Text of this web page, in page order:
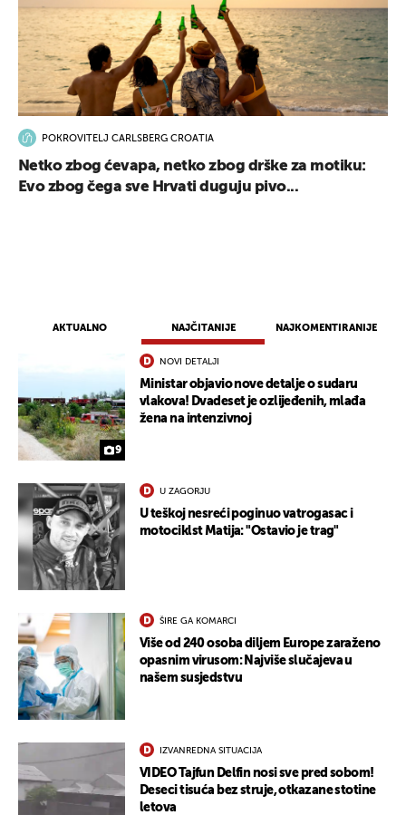
AKTUALNO NAJČITANIJE NAJKOMENTIRANIJE
9
NOVI DETALJI
Ministar objavio nove detalje o sudaru
vlakova! Dvadeset je ozlijeđenih, mlađa
žena na intenzivnoj
U ZAGORJU
U teškoj nesreći poginuo vatrogasac i
motociklst Matija: "Ostavio je trag"
ŠIRE GA KOMARCI
Više od 240 osoba diljem Europe zaraženo
opasnim virusom: Najviše slučajeva u
našem susjedstvu
IZVANREDNA SITUACIJA
VIDEO Tajfun Delfin nosi sve pred sobom!
Deseci tisuća bez struje, otkazane stotine
letova
POKROVITELJ CARLSBERG CROATIA
Netko zbog ćevapa, netko zbog drške za motiku:
Evo zbog čega sve Hrvati duguju pivo...